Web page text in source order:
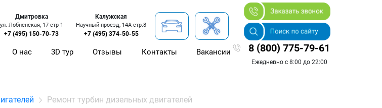
Дмитровка
ул. Лобненская, 17 стр 1
+7 (495) 150-70-73
Калужская
Научный проезд, 14А стр.8
+7 (495) 374-50-55
О нас 3D тур Отзывы Контакты Вакансии 8 (800) 775-79-61
Ежедневно с 8:00 до 22:00
Ремонт турбин дизельных двигателей